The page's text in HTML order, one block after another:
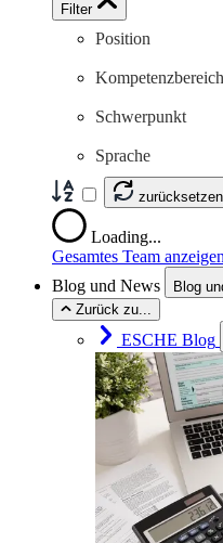
Filter
Position
Kompetenzbereich
Schwerpunkt
Sprache
zurücksetzen
Loading...
Gesamtes Team anzeigen
Blog und News
Blog
Zurück zu...
ESCHE Blog